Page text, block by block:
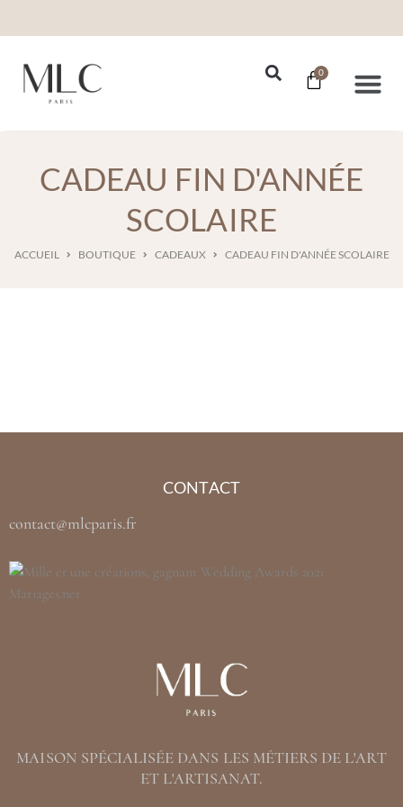
0
CADEAU FIN D'ANNÉE
SCOLAIRE
ACCUEIL BOUTIQUE CADEAUX CADEAU FIN D'ANNÉE SCOLAIRE
CONTACT
contact@mlcparis.fr
MAISON SPÉCIALISÉE DANS LES MÉTIERS DE L'ART
ET L'ARTISANAT.